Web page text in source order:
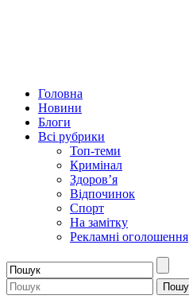
Головна
Новини
Блоги
Всі рубрики
Топ-теми
Кримінал
Здоров’я
Відпочинок
Спорт
На замітку
Рекламні оголошення